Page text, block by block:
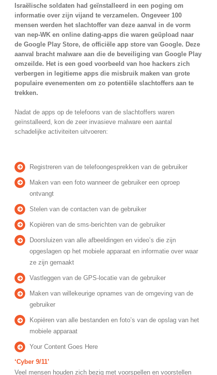
Israëlische soldaten had geïnstalleerd in een poging om
informatie over zijn vijand te verzamelen. Ongeveer 100
mensen werden het slachtoffer van deze aanval in de vorm
van nep-WK en online dating-apps die waren geüpload naar
de Google Play Store, de officiële app store van Google. Deze
aanval bracht malware aan die de beveiliging van Google Play
omzeilde. Het is een goed voorbeeld van hoe hackers zich
verbergen in legitieme apps die misbruik maken van grote
populaire evenementen om zo potentiële slachtoffers aan te
trekken.
Nadat de apps op de telefoons van de slachtoffers waren
geïnstalleerd, kon de zeer invasieve malware een aantal
schadelijke activiteiten uitvoeren:
Registreren van de telefoongesprekken van de gebruiker
Maken van een foto wanneer de gebruiker een oproep
ontvangt
Stelen van de contacten van de gebruiker
Kopiëren van de sms-berichten van de gebruiker
Doorsluizen van alle afbeeldingen en video’s die zijn
opgeslagen op het mobiele apparaat en informatie over waar
ze zijn gemaakt
Vastleggen van de GPS-locatie van de gebruiker
Maken van willekeurige opnames van de omgeving van de
gebruiker
Kopiëren van alle bestanden en foto’s van de opslag van het
mobiele apparaat
Your Content Goes Here
‘Cyber ​​9/11’
Veel mensen houden zich bezig met voorspellen en voorstellen